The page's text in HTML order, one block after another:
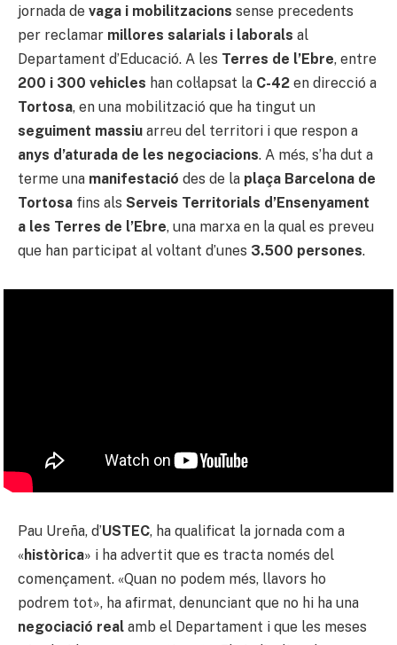
jornada de vaga i mobilitzacions sense precedents
per reclamar millores salarials i laborals al
Departament d’Educació. A les Terres de l’Ebre, entre
200 i 300 vehicles han col·lapsat la C-42 en direcció a
Tortosa, en una mobilització que ha tingut un
seguiment massiu arreu del territori i que respon a
anys d’aturada de les negociacions. A més, s’ha dut a
terme una manifestació des de la plaça Barcelona de
Tortosa fins als Serveis Territorials d’Ensenyament
a les Terres de l’Ebre, una marxa en la qual es preveu
que han participat al voltant d’unes 3.500 persones.
Pau Ureña, d’USTEC, ha qualificat la jornada com a
«històrica» i ha advertit que es tracta només del
començament. «Quan no podem més, llavors ho
podrem tot», ha afirmat, denunciant que no hi ha una
negociació real amb el Departament i que les meses